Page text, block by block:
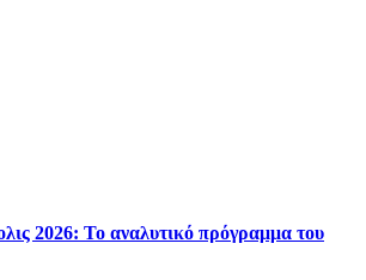
2026: Το αναλυτικό πρόγραμμα του